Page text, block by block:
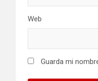
Web
Guarda mi